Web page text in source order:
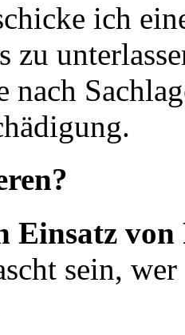
ich
zu
nach
Einsatz
sein,